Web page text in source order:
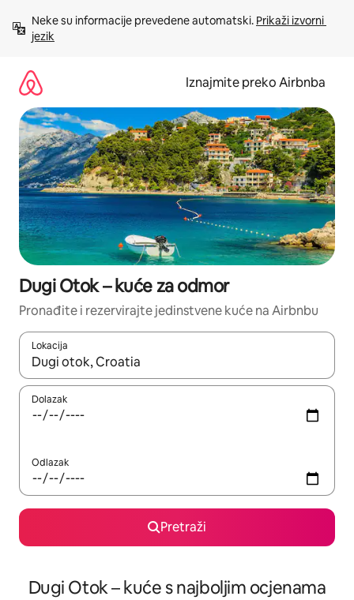
sadržaj
Neke su informacije prevedene automatski. Prikaži izvorni
jezik
Iznajmite preko Airbnba
Dugi Otok – kuće za odmor
Pronađite i rezervirajte jedinstvene kuće na Airbnbu
Lokacija
Kada budu dostupni rezultati, moći ćete ih pregledati
Dolazak
Odlazak
Pretraži
Dugi Otok – kuće s najboljim ocjenama